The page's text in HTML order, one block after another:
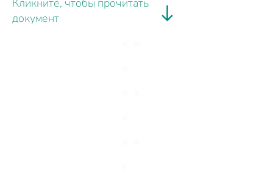
Кликните, чтобы прочитать
документ